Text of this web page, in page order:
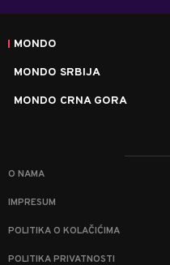
MONDO
MONDO SRBIJA
MONDO CRNA GORA
O NAMA
IMPRESUM
POLITIKA O KOLAČIĆIMA
POLITIKA PRIVATNOSTI